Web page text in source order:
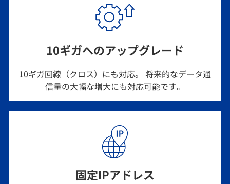
10ギガへのアップグレード
10ギガ回線（クロス）にも対応。 将来的なデータ通
信量の大幅な増大にも対応可能です。
固定IPアドレス